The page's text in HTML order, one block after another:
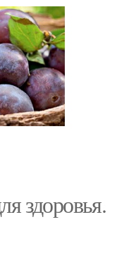
здоровья.